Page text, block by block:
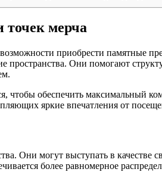
мерча
приобрести памятные
Они помогают
чтобы обеспечить максимальный
яркие впечатления от
Они могут выступать в качестве
более равномерное